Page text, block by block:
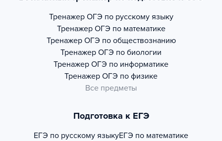
Тренажер ОГЭ по русскому языку
Тренажер ОГЭ по математике
Тренажер ОГЭ по обществознанию
Тренажер ОГЭ по биологии
Тренажер ОГЭ по информатике
Тренажер ОГЭ по физике
Все предметы
Подготовка к ЕГЭ
ЕГЭ по русскому языкуЕГЭ по математике